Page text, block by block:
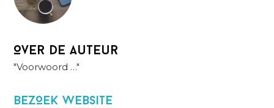
Over de auteur
"Voorwoord …"
BezOek website